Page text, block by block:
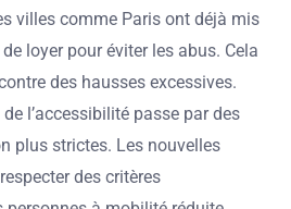
villes comme Paris ont déjà mis
loyer pour éviter les abus. Cela
des hausses excessives.
l’accessibilité passe par des
plus strictes. Les nouvelles
des critères